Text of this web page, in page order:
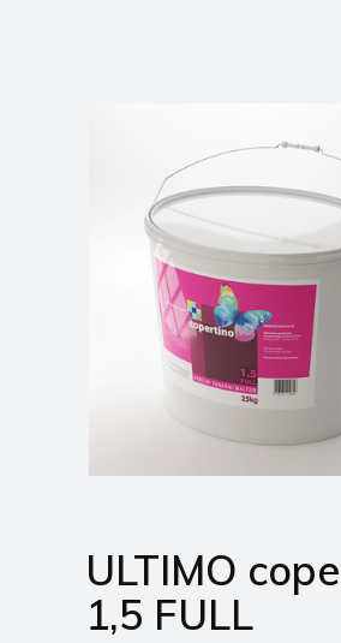
ULTIMO
1,5 FULL